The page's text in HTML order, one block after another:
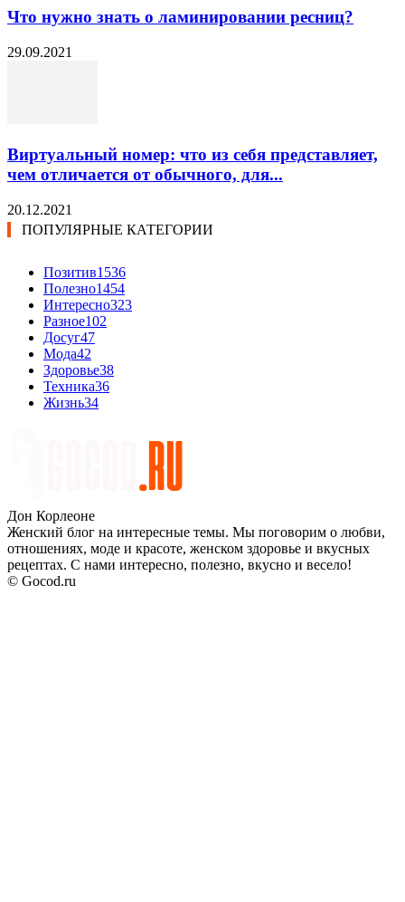
Что нужно знать о ламинировании ресниц?
29.09.2021
Виртуальный номер: что из себя представляет,
чем отличается от обычного, для...
20.12.2021
ПОПУЛЯРНЫЕ КАТЕГОРИИ
Позитив1536
Полезно1454
Интересно323
Разное102
Досуг47
Мода42
Здоровье38
Техника36
Жизнь34
Дон Корлеоне
Женский блог на интересные темы. Мы поговорим о любви,
отношениях, моде и красоте, женском здоровье и вкусных
рецептах. С нами интересно, полезно, вкусно и весело!
© Gocod.ru